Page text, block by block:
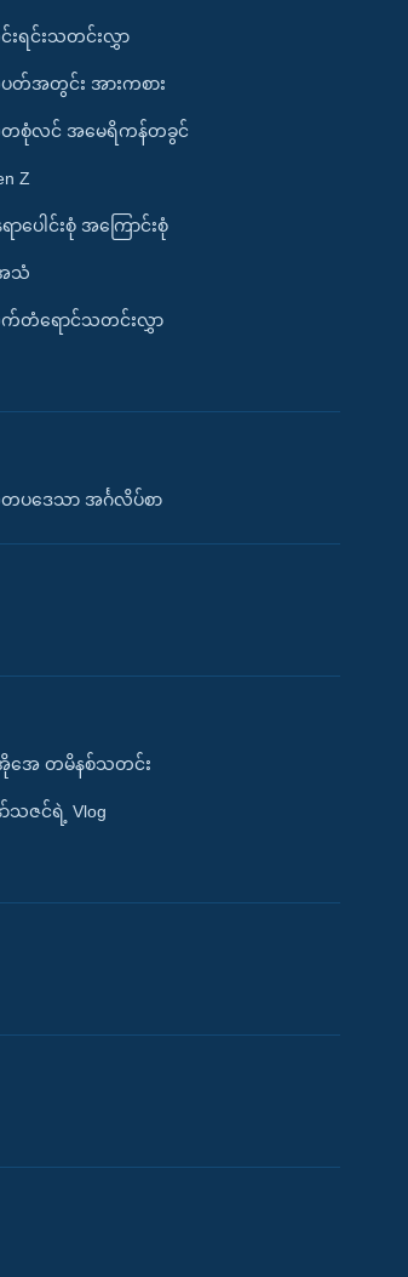
းရင်းသတင်းလွှာ
တ်အတွင်း အားကစား
စုံလင် အမေရိကန်တခွင်
Z
ာပေါင်းစုံ အကြောင်းစုံ
သံ
တံရောင်သတင်းလွှာ
ပဒေသာ အင်္ဂလိပ်စာ
အေ တမိနစ်သတင်း
ာ်သဇင်ရဲ့ Vlog